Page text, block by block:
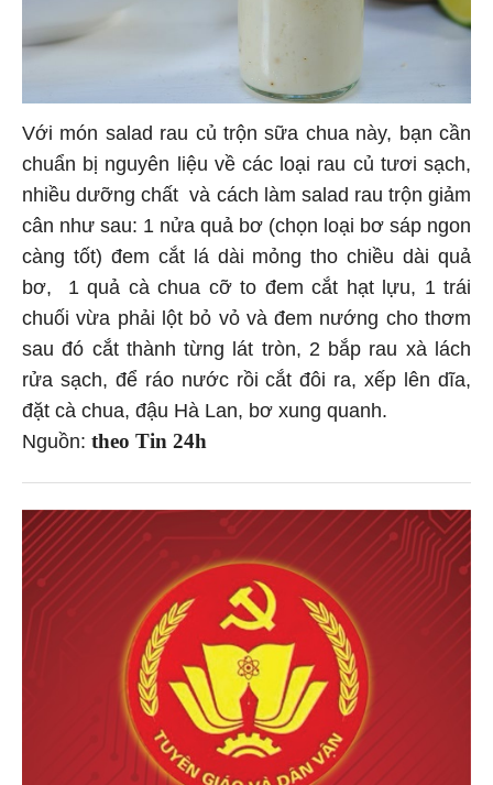
Với món salad rau củ trộn sữa chua này, bạn cần
chuẩn bị nguyên liệu về các loại rau củ tươi sạch,
nhiều dưỡng chất và cách làm salad rau trộn giảm
cân như sau: 1 nửa quả bơ (chọn loại bơ sáp ngon
càng tốt) đem cắt lá dài mỏng tho chiều dài quả
bơ, 1 quả cà chua cỡ to đem cắt hạt lựu, 1 trái
chuối vừa phải lột bỏ vỏ và đem nướng cho thơm
sau đó cắt thành từng lát tròn, 2 bắp rau xà lách
rửa sạch, để ráo nước rồi cắt đôi ra, xếp lên dĩa,
đặt cà chua, đậu Hà Lan, bơ xung quanh.
Nguồn: theo Tin 24h